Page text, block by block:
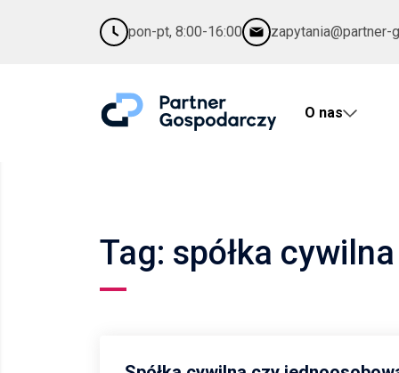
pon-pt, 8:00-16:00 zapytania@partner-
O nas
Tag: spółka cywilna